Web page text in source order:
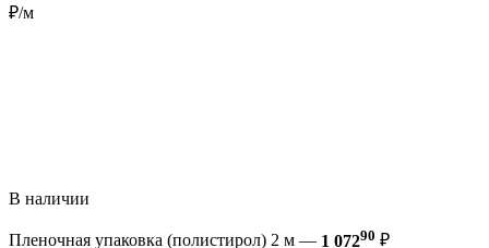
₽/м
В наличии
Пленочная упаковка (полистирол) 2 м — 1 07290 ₽